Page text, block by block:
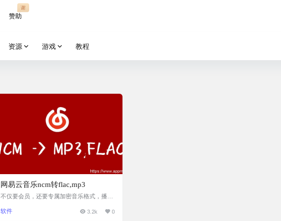
赞助
谢
资源 游戏 教程
网易云音乐ncm转flac,mp3
不仅要会员，还要专属加密音乐格式，播放
乐ncm加密格式批量转换为flac,mp3
软件 3.2k 0